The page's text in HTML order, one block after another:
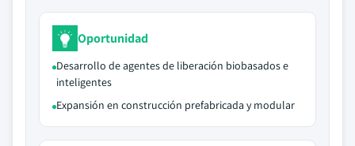
Oportunidad
Desarrollo de agentes de liberación biobasados e
inteligentes
Expansión en construcción prefabricada y modular